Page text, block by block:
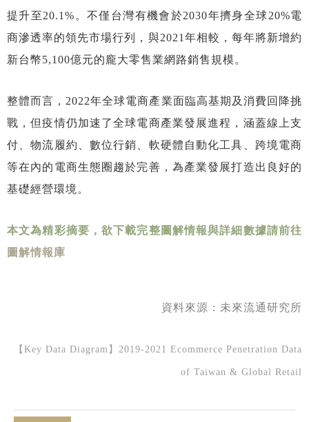
提升至20.1%。不僅台灣有機會於2030年擠身全球20%電
商滲透率的領先市場行列，與2021年相較，每年將新增約
新台幣5,100億元的龐大零售業網路銷售規模。
整體而言，2022年全球電商產業面臨高基期及消費回降挑
戰，但疫情仍加速了全球電商產業發展進程，涵蓋線上支
付、物流履約、數位行銷、軟硬體自動化工具、跨境電商
等在內的電商生態圈趨於完善，為產業發展打造出良好的
基礎經營環境。
本文為精彩摘要，欲下載完整圖解情報與詳細數據請前往
圖解情報庫
資料來源： 未來流通研究所
【Key Data Diagram】2019-2021 Ecommerce Penetration Data
of Taiwan & Global Retail